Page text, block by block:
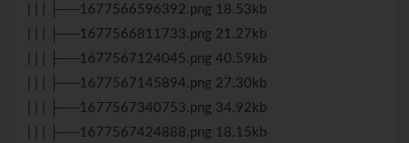
| | | ├──1677566596392.png 18.53kb
| | | ├──1677566811733.png 21.27kb
| | | ├──1677567124045.png 40.59kb
| | | ├──1677567145894.png 27.30kb
| | | ├──1677567340753.png 34.92kb
| | | ├──1677567424888.png 18.15kb